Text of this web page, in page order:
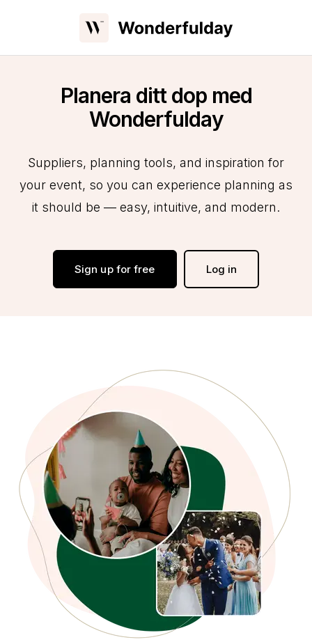
Planera ditt dop med
Wonderfulday
Suppliers, planning tools, and inspiration for
your event, so you can experience planning as
it should be — easy, intuitive, and modern.
Sign up for free Log in